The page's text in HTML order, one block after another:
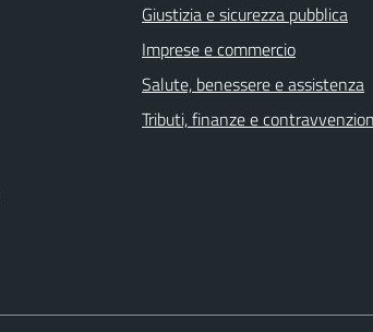
Giustizia e sicurezza pubblica
Imprese e commercio
Salute, benessere e assistenza
Tributi, finanze e